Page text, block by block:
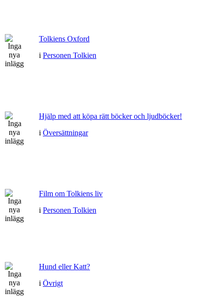
Tolkiens Oxford
i Personen Tolkien
Hjälp med att köpa rätt böcker och ljudböcker!
i Översättningar
Film om Tolkiens liv
i Personen Tolkien
Hund eller Katt?
i Övrigt